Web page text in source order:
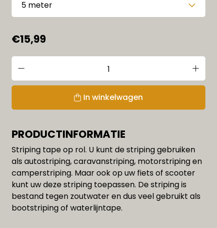
€15,99
In winkelwagen
PRODUCTINFORMATIE
Striping tape op rol. U kunt de striping gebruiken
als autostriping, caravanstriping, motorstriping en
camperstriping. Maar ook op uw fiets of scooter
kunt uw deze striping toepassen. De striping is
bestand tegen zoutwater en dus veel gebruikt als
bootstriping of waterlijntape.